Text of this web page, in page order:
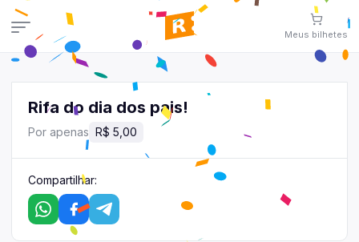
bilhetes
bilhetes
Campanhas
Veja todas as campanhas disponíveis
Consultar pedidos
Veja todos os seus pedidos
Área de afiliados
Meus bilhetes
Rifa do dia dos pais!
Por apenas R$ 5,00
Compartilhar: